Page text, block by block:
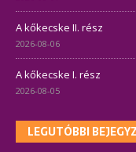
A kőkecske II. rész
2026-08-06
A kőkecske I. rész
2026-08-05
LEGUTÓBBI